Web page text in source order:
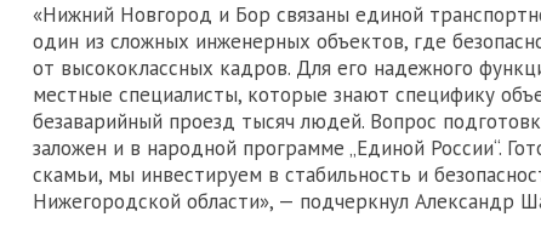
«Нижний Новгород и Бор связаны единой
один из сложных инженерных объектов, где
от высококлассных кадров. Для его надежного
местные специалисты, которые знают специфику
безаварийный проезд тысяч людей. Вопрос
заложен и в народной программе „Единой России“.
скамьи, мы инвестируем в стабильность и
Нижегородской области», — подчеркнул Александр